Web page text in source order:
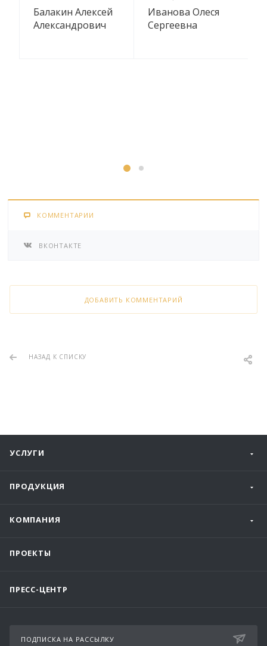
Балакин Алексей
Александрович
Иванова Олеся
Сергеевна
КОММЕНТАРИИ
ВКОНТАКТЕ
ДОБАВИТЬ КОММЕНТАРИЙ
НАЗАД К СПИСКУ
УСЛУГИ
ПРОДУКЦИЯ
КОМПАНИЯ
ПРОЕКТЫ
ПРЕСС-ЦЕНТР
ПОДПИСКА НА РАССЫЛКУ